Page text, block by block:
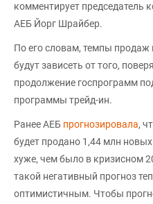
комментирует председатель
АЕБ Йорг Шрайбер.
По его словам, темпы продаж
будут зависеть от того,
продолжение госпрограмм
программы трейд-ин.
Ранее АЕБ прогнозировала,
будет продано 1,44 млн
хуже, чем было в кризисном
такой негативный прогноз
оптимистичным. Чтобы